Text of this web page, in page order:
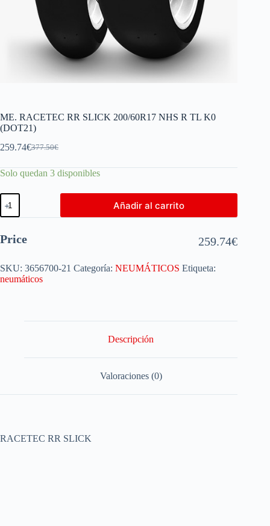
ME. RACETEC RR SLICK 200/60R17 NHS R TL K0
(DOT21)
377.50€
259.74€
Solo quedan 3 disponibles
Añadir al carrito
Price 259.74€
SKU: 3656700-21 Categoría: NEUMÁTICOS Etiqueta:
neumáticos
Descripción
Valoraciones (0)
RACETEC RR SLICK